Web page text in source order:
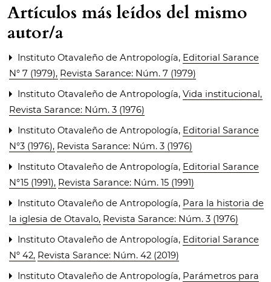
Artículos más leídos del mismo
autor/a
Instituto Otavaleño de Antropología, Editorial Sarance
N° 7 (1979), Revista Sarance: Núm. 7 (1979)
Instituto Otavaleño de Antropología, Vida institucional,
Revista Sarance: Núm. 3 (1976)
Instituto Otavaleño de Antropología, Editorial Sarance
N°3 (1976), Revista Sarance: Núm. 3 (1976)
Instituto Otavaleño de Antropología, Editorial Sarance
N°15 (1991), Revista Sarance: Núm. 15 (1991)
Instituto Otavaleño de Antropología, Para la historia de
la iglesia de Otavalo, Revista Sarance: Núm. 3 (1976)
Instituto Otavaleño de Antropología, Editorial Sarance
Nº 42, Revista Sarance: Núm. 42 (2019)
Instituto Otavaleño de Antropología, Parámetros para